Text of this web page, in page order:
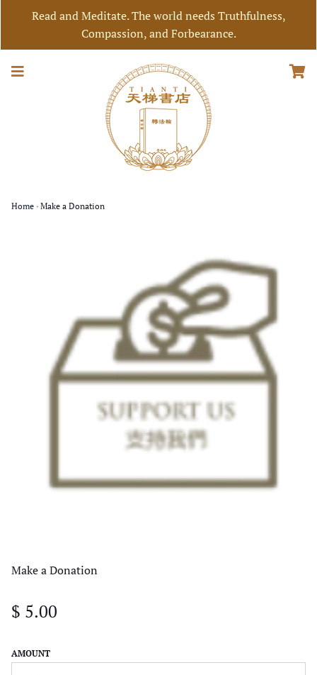
Read and Meditate. The world needs Truthfulness,
Compassion, and Forbearance.
Home › Make a Donation
Make a Donation
$ 5.00
AMOUNT